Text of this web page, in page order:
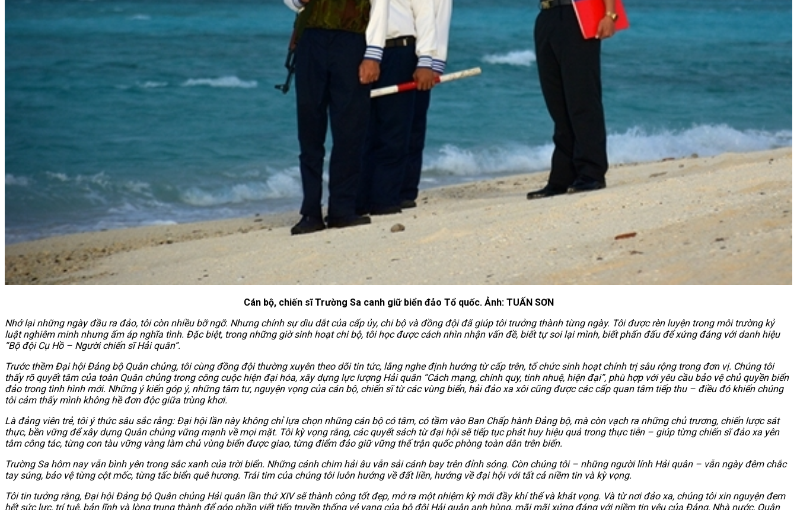
Cán bộ, chiến sĩ Trường Sa canh giữ biển đảo Tổ quốc. Ảnh: TUẤN SƠN
Nhớ lại những ngày đầu ra đảo, tôi còn nhiều bỡ ngỡ. Nhưng chính sự dìu dắt của cấp ủy, chi bộ và đồng đội đã giúp tôi trưởng thành từng ngày. Tôi được rèn luyện trong môi trường kỷ
luật nghiêm minh nhưng ấm áp nghĩa tình. Đặc biệt, trong những giờ sinh hoạt chi bộ, tôi học được cách nhìn nhận vấn đề, biết tự soi lại mình, biết phấn đấu để xứng đáng với danh hiệu
“Bộ đội Cụ Hồ – Người chiến sĩ Hải quân”.
Trước thềm Đại hội Đảng bộ Quân chủng, tôi cùng đồng đội thường xuyên theo dõi tin tức, lắng nghe định hướng từ cấp trên, tổ chức sinh hoạt chính trị sâu rộng trong đơn vị. Chúng tôi
thấy rõ quyết tâm của toàn Quân chủng trong công cuộc hiện đại hóa, xây dựng lực lượng Hải quân “Cách mạng, chính quy, tinh nhuệ, hiện đại”, phù hợp với yêu cầu bảo vệ chủ quyền biển
đảo trong tình hình mới. Những ý kiến góp ý, những tâm tư, nguyện vọng của cán bộ, chiến sĩ từ các vùng biển, hải đảo xa xôi cũng được các cấp quan tâm tiếp thu – điều đó khiến chúng
tôi cảm thấy mình không hề đơn độc giữa trùng khơi.
Là đảng viên trẻ, tôi ý thức sâu sắc rằng: Đại hội lần này không chỉ lựa chọn những cán bộ có tâm, có tầm vào Ban Chấp hành Đảng bộ, mà còn vạch ra những chủ trương, chiến lược sát
thực, bền vững để xây dựng Quân chủng vững mạnh về mọi mặt. Tôi kỳ vọng rằng, các quyết sách từ đại hội sẽ tiếp tục phát huy hiệu quả trong thực tiễn – giúp từng chiến sĩ đảo xa yên
tâm công tác, từng con tàu vững vàng làm chủ vùng biển được giao, từng điểm đảo giữ vững thế trận quốc phòng toàn dân trên biển.
Trường Sa hôm nay vẫn bình yên trong sắc xanh của trời biển. Những cánh chim hải âu vẫn sải cánh bay trên đỉnh sóng. Còn chúng tôi – những người lính Hải quân – vẫn ngày đêm chắc
tay súng, bảo vệ từng cột mốc, từng tấc biển quê hương. Trái tim của chúng tôi luôn hướng về đất liền, hướng về đại hội với tất cả niềm tin và kỳ vọng.
Tôi tin tưởng rằng, Đại hội Đảng bộ Quân chủng Hải quân lần thứ XIV sẽ thành công tốt đẹp, mở ra một nhiệm kỳ mới đầy khí thế và khát vọng. Và từ nơi đảo xa, chúng tôi xin nguyện đem
hết sức lực, trí tuệ, bản lĩnh và lòng trung thành để góp phần viết tiếp truyền thống vẻ vang của bộ đội Hải quân anh hùng, mãi mãi xứng đáng với niềm tin yêu của Đảng, Nhà nước, Quân